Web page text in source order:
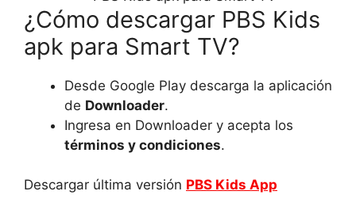
¿Cómo descargar PBS Kids
apk para Smart TV?
Desde Google Play descarga la aplicación
de Downloader.
Ingresa en Downloader y acepta los
términos y condiciones.
Descargar última versión PBS Kids App